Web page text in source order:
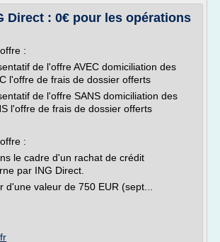
Direct : 0€ pour les opérations
:
de l'offre AVEC domiciliation des
l'offre de frais de dossier offerts
de l'offre SANS domiciliation des
l'offre de frais de dossier offerts
:
le cadre d'un rachat de crédit
par ING Direct.
d'une valeur de 750 EUR (sept...